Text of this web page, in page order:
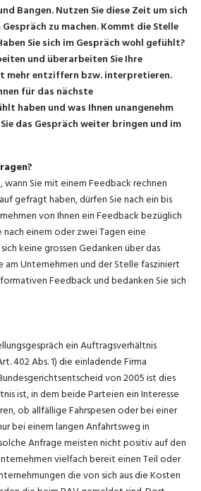
Bangen. Nutzen Sie diese Zeit um sich
zu machen. Kommt die Stelle
Sie sich im Gespräch wohl gefühlt?
und überarbeiten Sie Ihre
mehr entziffern bzw. interpretieren.
für das nächste
haben und was Ihnen unangenehm
das Gespräch weiter bringen und im
Sie mit einem Feedback rechnen
gefragt haben, dürfen Sie nach ein bis
von Ihnen ein Feedback bezüglich
nach einem oder zwei Tagen eine
keine grossen Gedanken über das
am Unternehmen und der Stelle fasziniert
Feedback und bedanken Sie sich
ein Auftragsverhältnis
402 Abs. 1) die einladende Firma
von 2005 ist dies
ist, in dem beide Parteien ein Interesse
ob allfällige Fahrspesen oder bei einer
bei einem langen Anfahrtsweg in
Anfrage meisten nicht positiv auf den
vielfach bereit einen Teil oder
die von sich aus die Kosten